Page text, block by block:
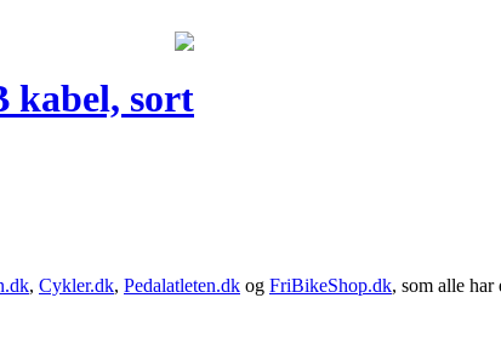
kabel, sort
, Cykler.dk, Pedalatleten.dk og FriBikeShop.dk, som alle har